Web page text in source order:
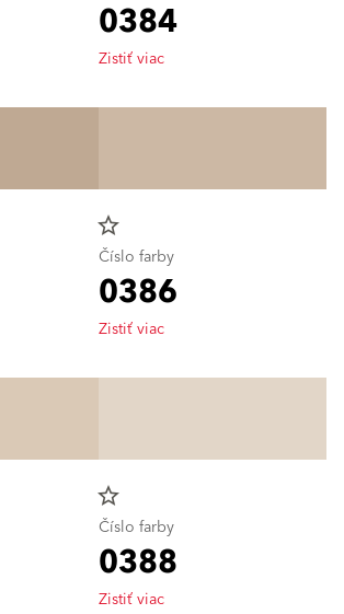
0384
Zistiť viac
star_border
Číslo farby
0386
Zistiť viac
star_border
Číslo farby
0388
Zistiť viac